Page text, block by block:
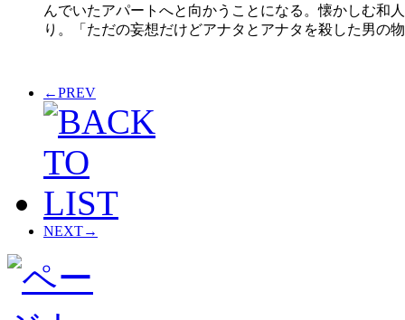
んでいたアパートへと向かうことになる。懐かしむ和
り。「ただの妄想だけどアナタとアナタを殺した男の
←PREV
NEXT→